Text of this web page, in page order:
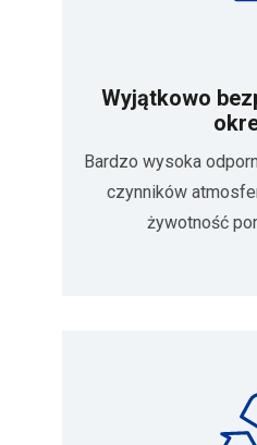
Wyjątkowo
Bardzo wysoka
czynników
żywotność